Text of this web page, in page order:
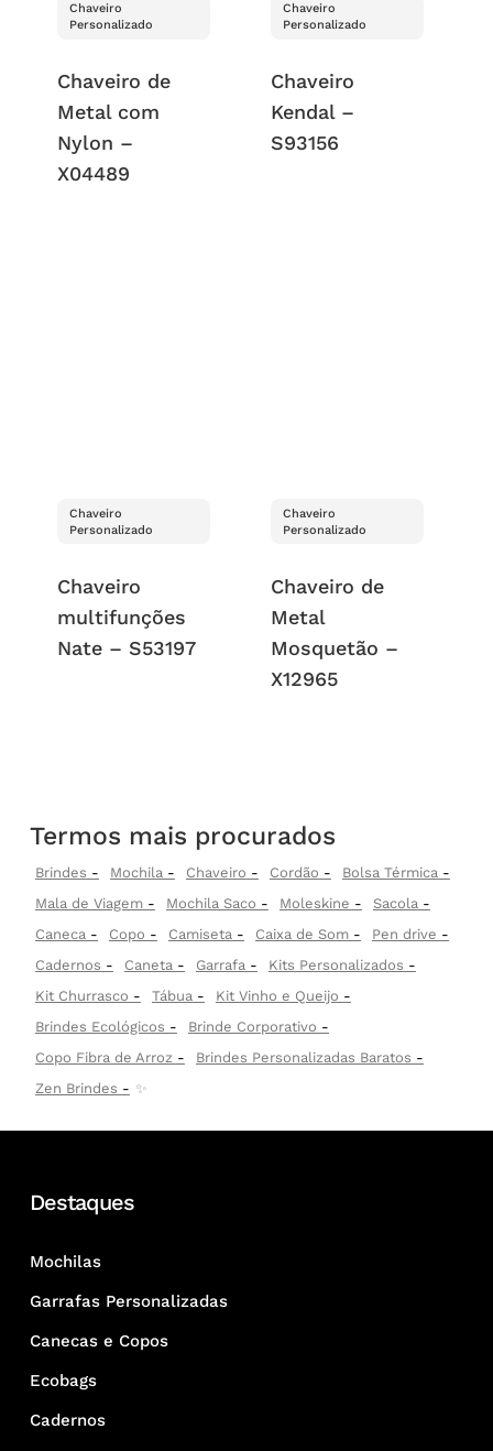
Chaveiro
Personalizado
Chaveiro de
Metal com
Nylon –
X04489
Chaveiro
Personalizado
Chaveiro
Kendal –
S93156
Chaveiro
Personalizado
Chaveiro
multifunções
Nate – S53197
Chaveiro
Personalizado
Chaveiro de
Metal
Mosquetão –
X12965
Termos mais procurados
Brindes Mochila Chaveiro Cordão
Bolsa Térmica
Mala de Viagem
Mochila Saco Moleskine
Sacola
Caneca
Copo Camiseta Caixa de Som
Pen drive
Cadernos
Caneta Garrafa
Kits Personalizados
Kit Churrasco
Tábua
Kit Vinho e Queijo
Brindes Ecológicos
Brinde Corporativo
Copo Fibra de Arroz
Brindes Personalizadas Baratos
Zen Brindes
✨
Destaques
Mochilas
Garrafas Personalizadas
Canecas e Copos
Ecobags
Cadernos